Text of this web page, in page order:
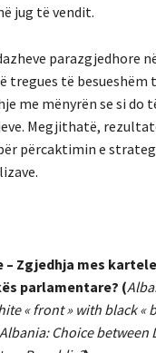
jug të vendit.
parazgjedhore
tregues të besueshëm
me mënyrën se si do
Megjithatë,
përcaktimin e
– Zgjedhja mes
parlamentare? (
« front » with black «
Choice between